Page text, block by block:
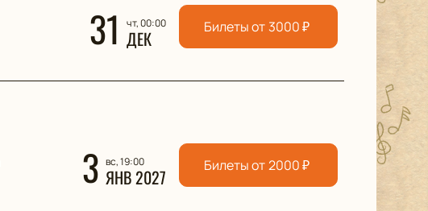
31 чт, 00:00
ДЕК Билеты от 3000₽
3 вс, 19:00
ЯНВ 2027 Билеты от 2000₽